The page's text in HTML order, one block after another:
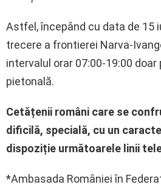
Astfel, începând cu data de 15
trecere a frontierei Narva-
intervalul orar 07:00-19:00
pietonală.
Cetățenii români care se
dificilă, specială, cu un
dispoziție următoarele linii
*Ambasada României în